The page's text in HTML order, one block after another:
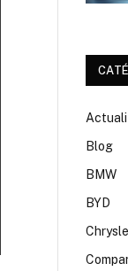
Blog
BMW
BYD